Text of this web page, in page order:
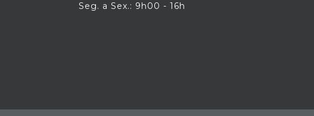
Seg. a Sex.: 9h00 - 16h